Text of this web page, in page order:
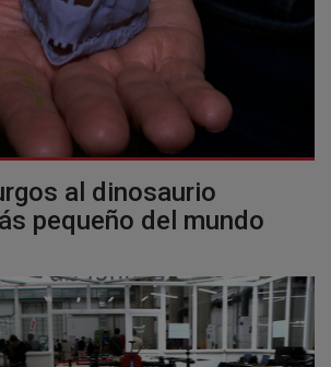
al dinosaurio
pequeño del mundo